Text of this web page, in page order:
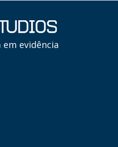
em evidência